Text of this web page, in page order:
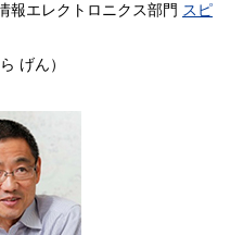
報エレクトロニクス部門 スピ
げん）